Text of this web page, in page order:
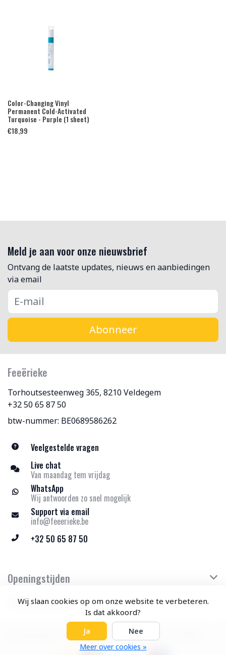
Wij slaan cookies op om onze website te verbeteren.
Is dat akkoord?
Ja
Nee
Meer over cookies »
Color-Changing Vinyl
Permanent Cold-Activated
Turquoise - Purple (1 sheet)
€18,99
Meld je aan voor onze nieuwsbrief
Ontvang de laatste updates, nieuws en aanbiedingen
via email
Abonneer
Feeërieke
Torhoutsesteenweg 365, 8210 Veldegem
+32 50 65 87 50
btw-nummer: BE0689586262
Veelgestelde vragen
Live chat
Van maandag tem vrijdag
WhatsApp
Wij antwoorden zo snel mogelijk
Support via email
info@feeerieke.be
+32 50 65 87 50
Openingstijden
Klantenservice
© Copyright 2026 Feeërieke - Theme by